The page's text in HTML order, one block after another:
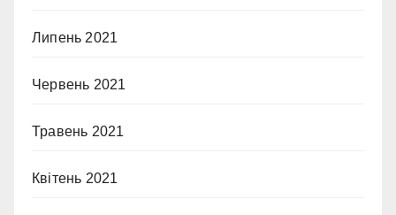
Липень 2021
Червень 2021
Травень 2021
Квітень 2021